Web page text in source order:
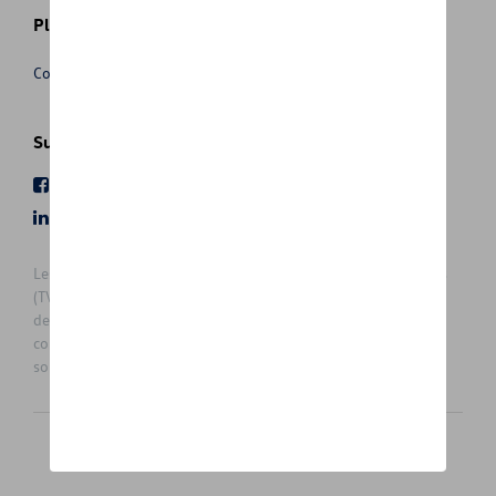
Plus d'informations
Conditions de vente
Suivez nous
Les prix affichés sur le présent site sont des prix recommandés
(TVAc), hors éventuels frais de montage. Pour connaitre le prix
de vente actuel et les éventuels frais de montage, veuillez
contacter votre concessionnaire/agent. Les prix recommandés
sont sujets à des changements sans préavis.